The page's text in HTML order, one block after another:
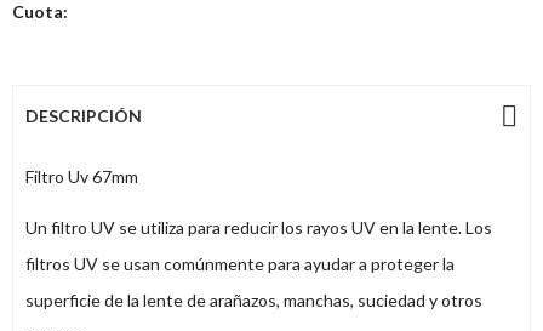
Cuota:
DESCRIPCIÓN
Filtro Uv 67mm
Un filtro UV se utiliza para reducir los rayos UV en la lente. Los
filtros UV se usan comúnmente para ayudar a proteger la
superficie de la lente de arañazos, manchas, suciedad y otros